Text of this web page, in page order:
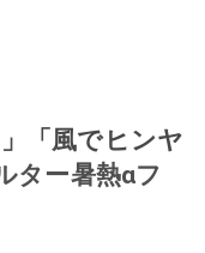
「風でヒンヤ
ター暑熱αフ